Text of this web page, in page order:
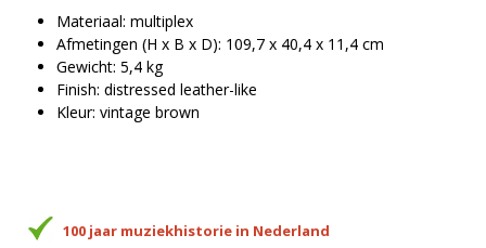
Materiaal: multiplex
Afmetingen (H x B x D): 109,7 x 40,4 x 11,4 cm
Gewicht: 5,4 kg
Finish: distressed leather-like
Kleur: vintage brown
100 jaar muziekhistorie in Nederland